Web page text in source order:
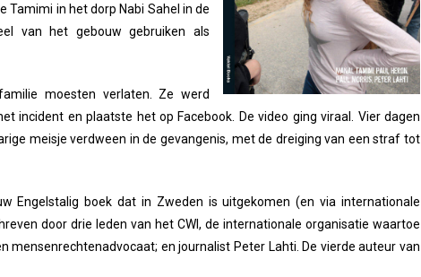
Tamimi in het dorp Nabi Sahel in de
van het gebouw gebruiken als
moesten verlaten. Ze werd
incident en plaatste het op Facebook. De video ging viraal. Vier dagen
meisje verdween in de gevangenis, met de dreiging van een straf tot
Engelstalig boek dat in Zweden is uitgekomen (en via internationale
door drie leden van het CWI, de internationale organisatie waartoe
mensenrechtenadvocaat; en journalist Peter Lahti. De vierde auteur van